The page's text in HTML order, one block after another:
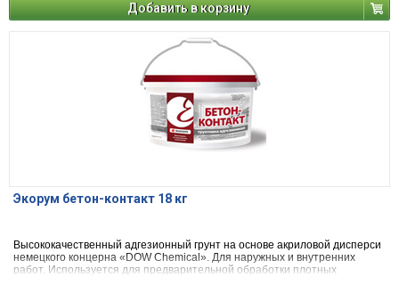
Добавить в корзину
Экорум бетон-контакт 18 кг
Высококачественный адгезионный грунт на основе акриловой дисперси
немецкого концерна «DOW Chemical». Для наружных и внутренних
работ. Используется для предварительной обработки плотных